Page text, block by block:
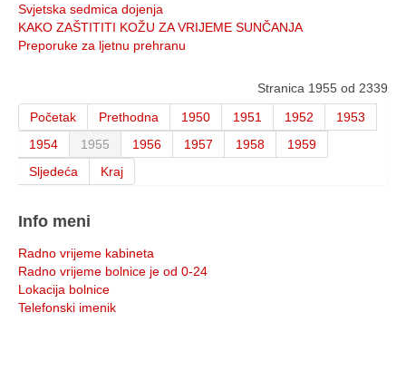
Svjetska sedmica dojenja
KAKO ZAŠTITITI KOŽU ZA VRIJEME SUNČANJA
Preporuke za ljetnu prehranu
Stranica 1955 od 2339
Početak
Prethodna 1950 1951 1952
1953
1954
1955 1956 1957 1958
1959
Sljedeća
Kraj
Info meni
Radno vrijeme kabineta
Radno vrijeme bolnice je od 0-24
Lokacija bolnice
Telefonski imenik